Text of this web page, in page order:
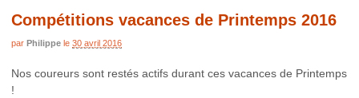
Compétitions vacances de Printemps 2016
par Philippe le 30 avril 2016
Nos coureurs sont restés actifs durant ces vacances de Printemps
!